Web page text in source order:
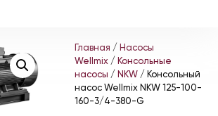
Главная / Насосы
Wellmix / Консольные
насосы / NKW / Консольный
насос Wellmix NKW 125-100-
160-3/4-380-G